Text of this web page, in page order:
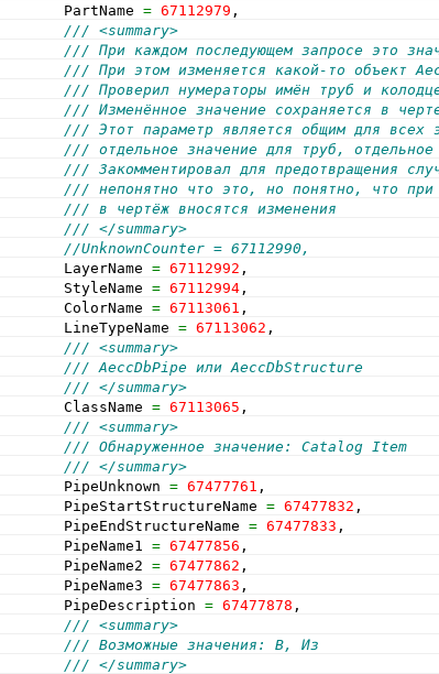
PartName = 67112979 ,
/// <summary>
/// При каждом последующем запросе это
/// При этом изменяется какой-то объект
/// Проверил нумераторы имён труб и
/// Изменённое значение сохраняется в
/// Этот параметр является общим для всех
/// отдельное значение для труб,
/// Закомментировал для предотвращения
/// непонятно что это, но понятно, что при
/// в чертёж вносятся изменения
/// </summary>
//UnknownCounter = 67112990,
LayerName = 67112992 ,
StyleName = 67112994 ,
ColorName = 67113061 ,
LineTypeName = 67113062 ,
/// <summary>
/// AeccDbPipe или AeccDbStructure
/// </summary>
ClassName = 67113065 ,
/// <summary>
/// Обнаруженное значение: Catalog Item
/// </summary>
PipeUnknown = 67477761 ,
PipeStartStructureName = 67477832 ,
PipeEndStructureName = 67477833 ,
PipeName1 = 67477856 ,
PipeName2 = 67477862 ,
PipeName3 = 67477863 ,
PipeDescription = 67477878 ,
/// <summary>
/// Возможные значения: B, Из
/// </summary>